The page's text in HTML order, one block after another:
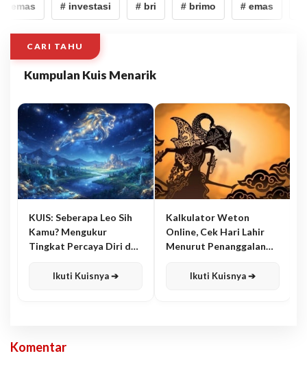
emas # investasi # bri # brimo # emas
CARI TAHU
Kumpulan Kuis Menarik
KUIS: Seberapa Leo Sih
Kamu? Mengukur
Tingkat Percaya Diri dan
Ikuti Kuisnya ➔
Kalkulator Weton
Online, Cek Hari Lahir
Menurut Penanggalan
Ikuti Kuisnya ➔
Komentar